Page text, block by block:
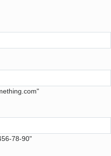
78-90"